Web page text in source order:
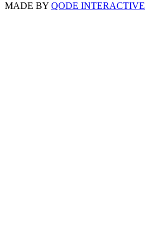
MADE BY QODE INTERACTIVE